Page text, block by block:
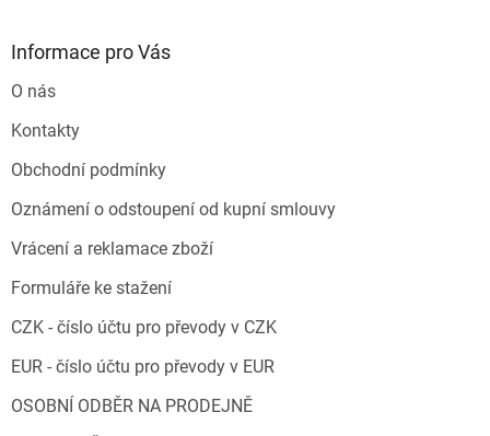
Informace pro Vás
O nás
Kontakty
Obchodní podmínky
Oznámení o odstoupení od kupní smlouvy
Vrácení a reklamace zboží
Formuláře ke stažení
CZK - číslo účtu pro převody v CZK
EUR - číslo účtu pro převody v EUR
OSOBNÍ ODBĚR NA PRODEJNĚ